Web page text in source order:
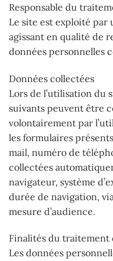
Responsable du
Le site est exploité
agissant en qualité de
données personnelles
Données collectées
Lors de l’utilisation du
suivants peuvent être
volontairement par
les formulaires
mail, numéro de
collectées
navigateur, système
durée de navigation,
mesure d’audience.
Finalités du traitement
Les données